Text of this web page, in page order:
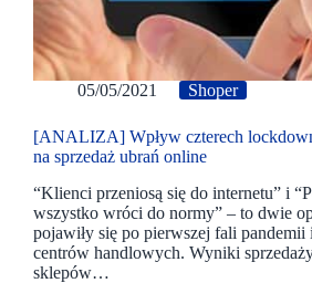
05/05/2021 Shoper
[ANALIZA] Wpływ czterech
na sprzedaż ubrań online
“Klienci przeniosą się do internetu” i
wszystko wróci do normy” – to dwie
pojawiły się po pierwszej fali pandemii
centrów handlowych. Wyniki
sklepów…